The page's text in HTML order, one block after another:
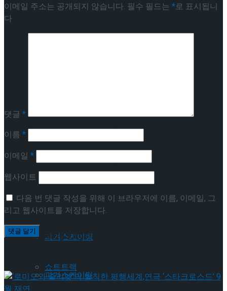
최진아, 2026 ISU 피겨 JGP 파견선수 선발전
프리 스케이팅 경기 결과
Trending Tags
피겨스케이팅
쇼트트랙
[현장스케치] 김민송-문지원-정수빈-이효원-
최진아, 2026 ISU 피겨 JGP 파견선수 선발전
프리 스케이팅 경기 결과
Trending Tags
피겨스케이팅
이메일 주소는 공개되지 않습니다. 필수 필드는 *로 표시됩니
다
댓글 *
이름 *
이메일 *
웹사이트
다음 번 댓글 작성을 위해 이 브라우저에 이름, 이메일, 그
리고 웹사이트를 저장합니다.